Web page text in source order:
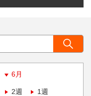
6月
2週 1週